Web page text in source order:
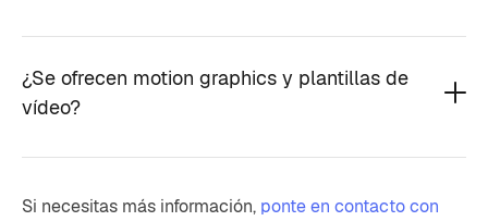
¿Se ofrecen motion graphics y plantillas de
vídeo?
Si necesitas más información, ponte en contacto con